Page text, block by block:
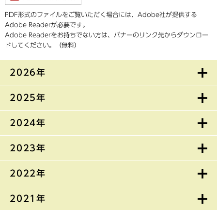
2026年
2025年
2024年
2023年
2022年
2021年
PDF形式のファイルをご覧いただく場合には、Adobe社が提供する
Adobe Readerが必要です。
Adobe Readerをお持ちでない方は、バナーのリンク先からダウンロー
ドしてください。（無料）